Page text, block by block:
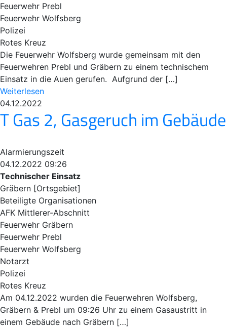
Feuerwehr Prebl
Feuerwehr Wolfsberg
Polizei
Rotes Kreuz
Die Feuerwehr Wolfsberg wurde gemeinsam mit den
Feuerwehren Prebl und Gräbern zu einem technischem
Einsatz in die Auen gerufen. Aufgrund der […]
Weiterlesen
04.12.2022
T Gas 2, Gasgeruch im Gebäude
Alarmierungszeit
04.12.2022 09:26
Technischer Einsatz
Gräbern [Ortsgebiet]
Beteiligte Organisationen
AFK Mittlerer-Abschnitt
Feuerwehr Gräbern
Feuerwehr Prebl
Feuerwehr Wolfsberg
Notarzt
Polizei
Rotes Kreuz
Am 04.12.2022 wurden die Feuerwehren Wolfsberg,
Gräbern & Prebl um 09:26 Uhr zu einem Gasaustritt in
einem Gebäude nach Gräbern […]